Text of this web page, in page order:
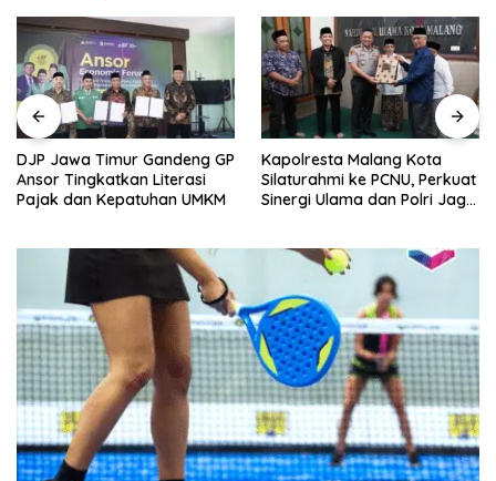
DJP Jawa Timur Gandeng GP
Ansor Tingkatkan Literasi
Pajak dan Kepatuhan UMKM
Kapolresta Malang Kota
Silaturahmi ke PCNU, Perkuat
Sinergi Ulama dan Polri Jaga